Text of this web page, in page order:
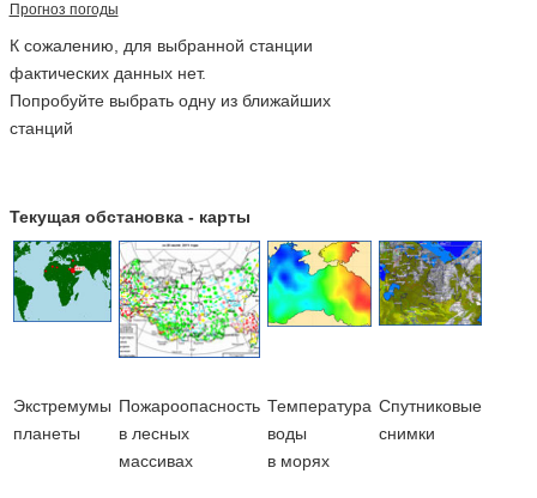
Прогноз погоды
К сожалению, для выбранной станции
фактических данных нет.
Попробуйте выбрать одну из ближайших
станций
Текущая обстановка - карты
Экстремумы
планеты
Пожароопасность
в лесных
массивах
Температура
воды
в морях
Cпутниковые
снимки